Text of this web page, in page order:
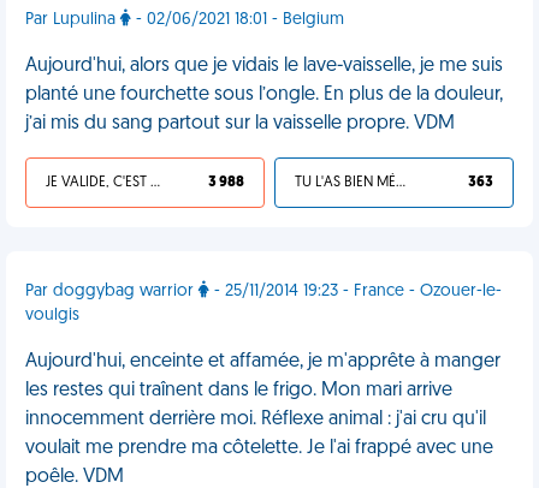
Par Lupulina - 02/06/2021 18:01 - Belgium
Aujourd'hui, alors que je vidais le lave-vaisselle, je me suis
planté une fourchette sous l’ongle. En plus de la douleur,
j’ai mis du sang partout sur la vaisselle propre. VDM
JE VALIDE, C'EST UNE VDM 3 988 TU L'AS BIEN MÉRITÉ 363
Par doggybag warrior
- 25/11/2014 19:23 - France - Ozouer-le-
voulgis
Aujourd'hui, enceinte et affamée, je m'apprête à manger
les restes qui traînent dans le frigo. Mon mari arrive
innocemment derrière moi. Réflexe animal : j'ai cru qu'il
voulait me prendre ma côtelette. Je l'ai frappé avec une
poêle. VDM